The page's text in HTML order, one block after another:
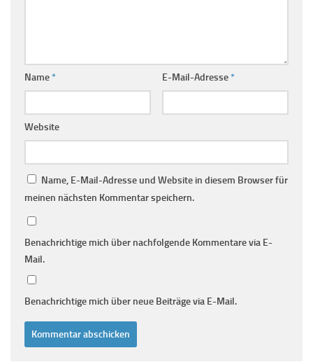
Name* E-Mail-Adresse*
Website
Name, E-Mail-Adresse und Website in diesem Browser für
meinen nächsten Kommentar speichern.
Benachrichtige mich über nachfolgende Kommentare via E-
Mail.
Benachrichtige mich über neue Beiträge via E-Mail.